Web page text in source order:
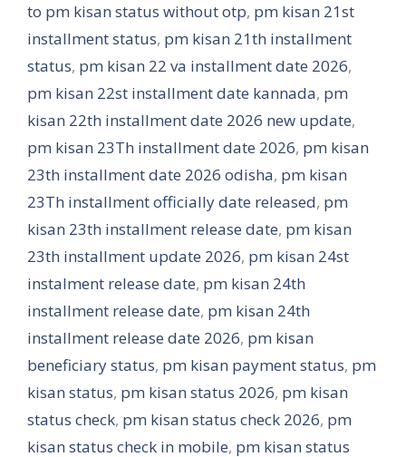
to pm kisan status without otp, pm kisan 21st
installment status, pm kisan 21th installment
status, pm kisan 22 va installment date 2026,
pm kisan 22st installment date kannada, pm
kisan 22th installment date 2026 new update,
pm kisan 23Th installment date 2026, pm kisan
23th installment date 2026 odisha, pm kisan
23Th installment officially date released, pm
kisan 23th installment release date, pm kisan
23th installment update 2026, pm kisan 24st
instalment release date, pm kisan 24th
installment release date, pm kisan 24th
installment release date 2026, pm kisan
beneficiary status, pm kisan payment status, pm
kisan status, pm kisan status 2026, pm kisan
status check, pm kisan status check 2026, pm
kisan status check in mobile, pm kisan status